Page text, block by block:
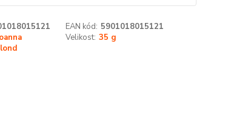
EAN kód: 5901018015121
Velikost: 35 g